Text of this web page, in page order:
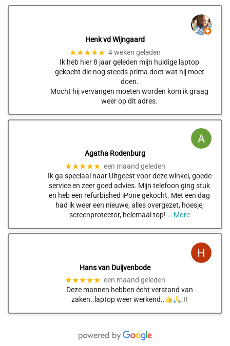
Henk vd Wijngaard
★★★★★ 4 weken geleden
Ik heb hier 8 jaar geleden mijn huidige laptop
gekocht die nog steeds prima doet wat hij moet
doen.
Mocht hij vervangen moeten worden kom ik graag
weer op dit adres.
Agatha Rodenburg
★★★★★ een maand geleden
Ik ga speciaal naar Uitgeest voor deze winkel, goede
service en zeer goed advies. Mijn telefoon ging stuk
en heb een refurbished iPone gekocht. Met een dag
had ik weer een nieuwe, alles overgezet, hoesje,
screenprotector, helemaal top! … More
Hans van Duijvenbode
★★★★★ een maand geleden
Deze mannen hebben écht verstand van
zaken..laptop weer werkend..
.!!